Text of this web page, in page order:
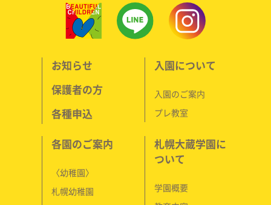
お知らせ
保護者の方
各種申込
各園のご案内
〈幼稚園〉
札幌幼稚園
入園について
入園のご案内
プレ教室
札幌大蔵学園に
ついて
学園概要